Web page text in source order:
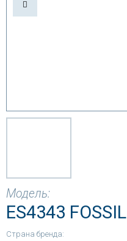
Модель:
ES4343 FOSSIL
Страна бренда: